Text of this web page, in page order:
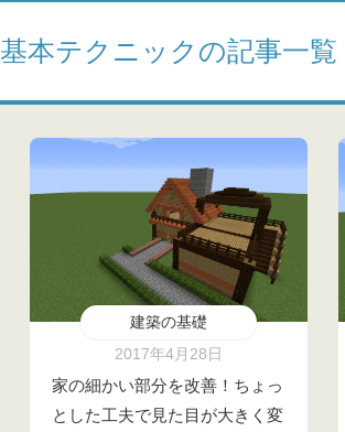
基本テクニックの記事一覧
建築の基礎
2017年4月28日
家の細かい部分を改善！ちょっ
とした工夫で見た目が大きく変